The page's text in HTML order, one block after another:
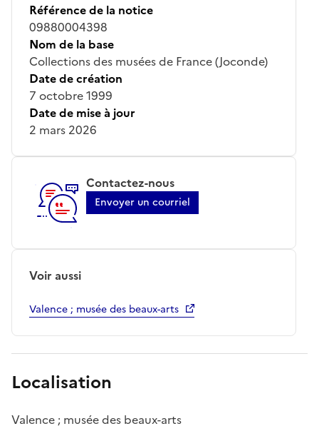
Référence de la notice
09880004398
Nom de la base
Collections des musées de France (Joconde)
Date de création
7 octobre 1999
Date de mise à jour
2 mars 2026
Contactez-nous
Envoyer un courriel
Voir aussi
Valence ; musée des beaux-arts
Localisation
Valence ; musée des beaux-arts